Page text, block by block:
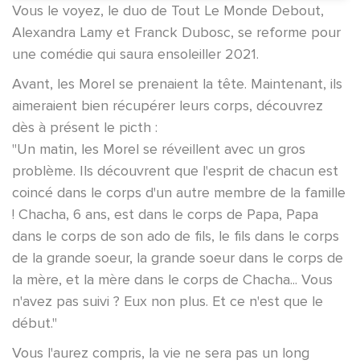
Vous le voyez, le duo de Tout Le Monde Debout,
Alexandra Lamy et Franck Dubosc, se reforme pour
une comédie qui saura ensoleiller 2021.
Avant, les Morel se prenaient la tête. Maintenant, ils
aimeraient bien récupérer leurs corps, découvrez
dès à présent le picth :
"Un matin, les Morel se réveillent avec un gros
problème. Ils découvrent que l'esprit de chacun est
coincé dans le corps d'un autre membre de la famille
! Chacha, 6 ans, est dans le corps de Papa, Papa
dans le corps de son ado de fils, le fils dans le corps
de la grande soeur, la grande soeur dans le corps de
la mère, et la mère dans le corps de Chacha... Vous
n'avez pas suivi ? Eux non plus. Et ce n'est que le
début."
Vous l'aurez compris, la vie ne sera pas un long